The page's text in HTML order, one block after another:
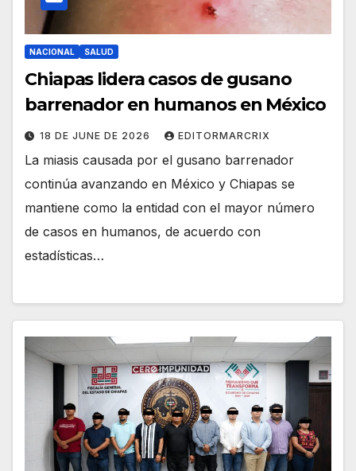
NACIONAL SALUD
Chiapas lidera casos de gusano
barrenador en humanos en México
18 DE JUNE DE 2026 EDITORMARCRIX
La miasis causada por el gusano barrenador
continúa avanzando en México y Chiapas se
mantiene como la entidad con el mayor número
de casos en humanos, de acuerdo con
estadísticas…